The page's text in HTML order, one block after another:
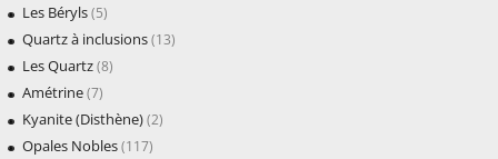
Les Béryls(5)
Quartz à inclusions(13)
Les Quartz(8)
Amétrine(7)
Kyanite (Disthène)(2)
Opales Nobles(117)